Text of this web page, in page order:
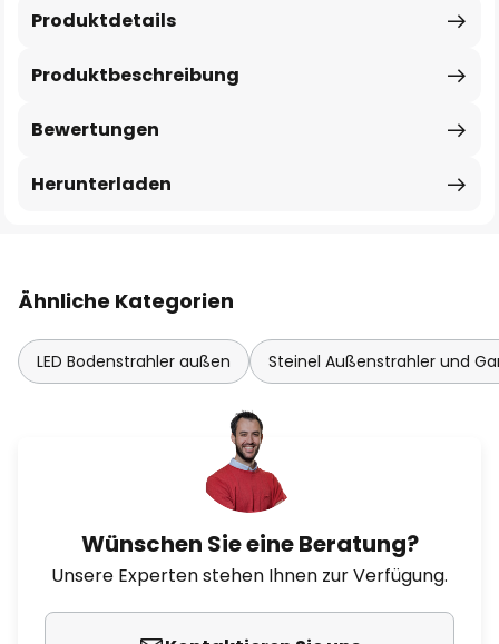
Produktbeschreibung
Produktdetails
Bewertungen
Herunterladen
Ähnliche Kategorien
LED Bodenstrahler außen Steinel Außenstrahler und
Wünschen Sie eine Beratung?
Unsere Experten stehen Ihnen zur Verfügung.